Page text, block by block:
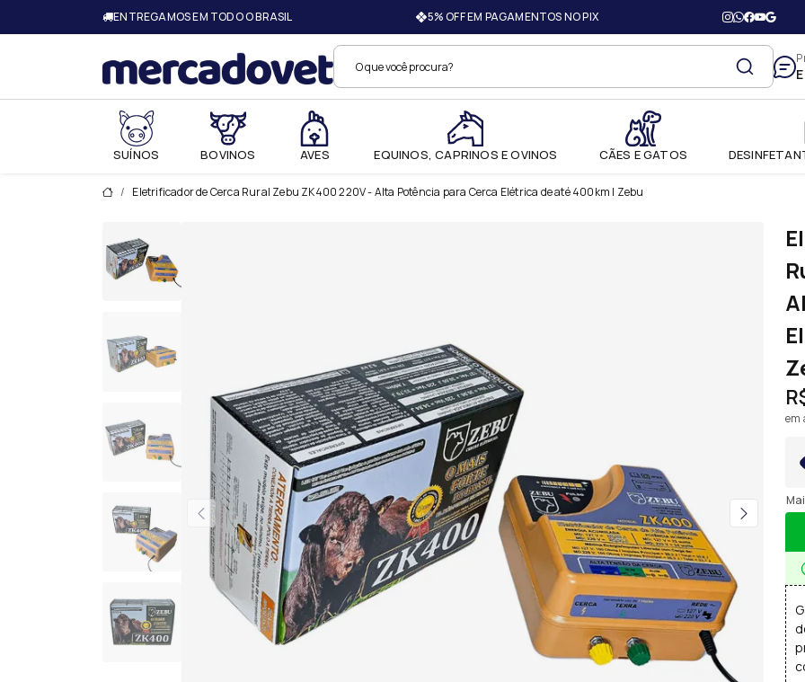
ENTREGAMOS EM TODO O BRASIL 5% OFF EM PAGAMENTOS NO PIX
Mercadovet Produtos
SUÍNOS BOVINOS AVES EQUINOS, CAPRINOS E OVINOS CÃES E GATOS
Eletrificador de Cerca Rural Zebu ZK400 220V - Alta Potência para Cerca Elétrica de até 400km | Zebu
em